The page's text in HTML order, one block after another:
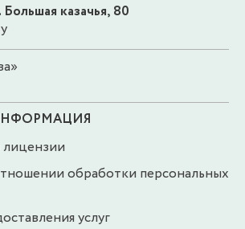
Большая казачья, 80
обработки персональных
услуг